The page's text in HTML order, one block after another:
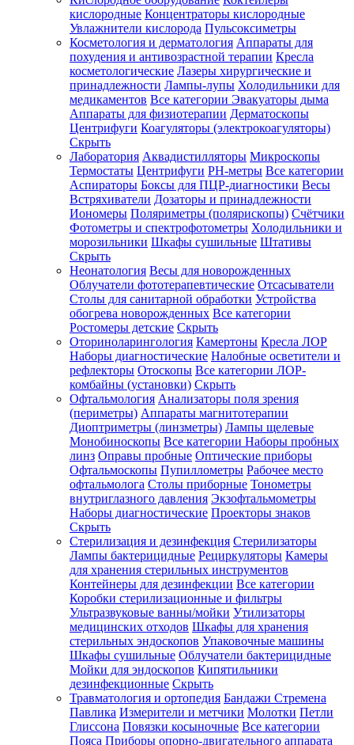
Зарегистрироваться
Зачем
регистрироваться?
Все
покупки
одном
месте
Личный
менеджер
Отслеживание
статуса
заказа
кислородные Концентраторы кислородные
Увлажнители кислорода Пульсоксиметры
Косметология и дерматология Аппараты для
похудения и антивозрастной терапии Кресла
косметологические Лазеры хирургические и
принадлежности Лампы-лупы Холодильники для
медикаментов Все категории Эвакуаторы дыма
Аппараты для физиотерапии Дерматоскопы
Центрифуги Коагуляторы (электрокоагуляторы)
Скрыть
Лаборатория Аквадистилляторы Микроскопы
Термостаты Центрифуги PH-метры Все категории
Аспираторы Боксы для ПЦР-диагностики Весы
Встряхиватели Дозаторы и принадлежности
Иономеры Поляриметры (полярископы) Счётчики
Фотометры и спектрофотометры Холодильники и
морозильники Шкафы сушильные Штативы
Скрыть
Неонатология Весы для новорожденных
Облучатели фототерапевтические Отсасыватели
Столы для санитарной обработки Устройства
обогрева новорожденных Все категории
Ростомеры детские Скрыть
Оториноларингология Камертоны Кресла ЛОР
Наборы диагностические Налобные осветители и
рефлекторы Отоскопы Все категории ЛОР-
комбайны (установки) Скрыть
Офтальмология Анализаторы поля зрения
(периметры) Аппараты магнитотерапии
Диоптриметры (линзметры) Лампы щелевые
Монобиноскопы Все категории Наборы пробных
линз Оправы пробные Оптические приборы
Офтальмоскопы Пупиллометры Рабочее место
офтальмолога Столы приборные Тонометры
внутриглазного давления Экзофтальмометры
Наборы диагностические Проекторы знаков
Скрыть
Стерилизация и дезинфекция Стерилизаторы
Лампы бактерицидные Рециркуляторы Камеры
для хранения стерильных инструментов
Контейнеры для дезинфекции Все категории
Коробки стерилизационные и фильтры
Ультразвуковые ванны/мойки Утилизаторы
медицинских отходов Шкафы для хранения
стерильных эндоскопов Упаковочные машины
Шкафы сушильные Облучатели бактерицидные
Мойки для эндоскопов Кипятильники
дезинфекционные Скрыть
Травматология и ортопедия Бандажи Стремена
Павлика Измерители и метчики Молотки Петли
Глиссона Повязки косыночные Все категории
Пояса Приборы опорно-двигательного аппарата